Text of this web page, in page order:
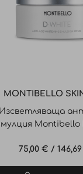
MONTIBELLO
Изсветляваща
Montibello
75,00 € /